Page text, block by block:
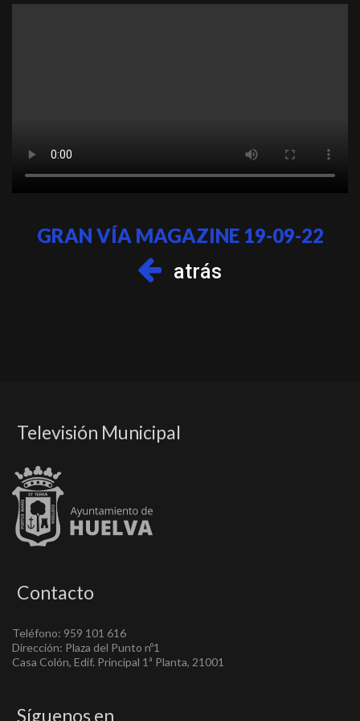
GRAN VÍA MAGAZINE 19-09-22
atrás
Televisión Municipal
Contacto
Teléfono: 959 101 616
Dirección: Plaza del Punto nº1
Casa Colón, Edif. Principal 1ª Planta, 21001
Síguenos en